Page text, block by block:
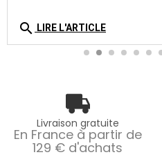
search LIRE L'ARTICLE
Livraison gratuite
En France à partir de
129 € d'achats